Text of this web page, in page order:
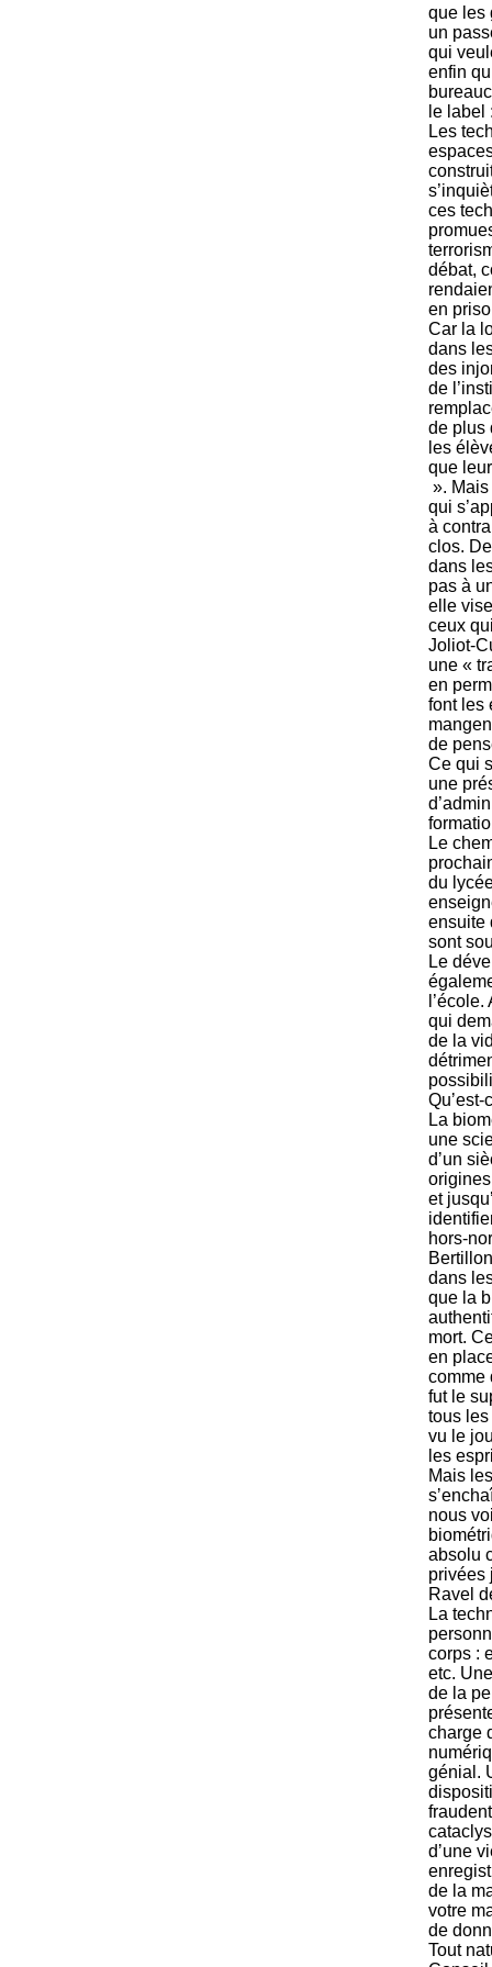
que les
un
qui
enfin
le label
Les
ces
débat,
en
Car la
dans
des
de
de plus
les
que
».
qui
à
clos.
dans
pas à
elle
ceux
Joliot-
une «
en
font les
de
Ce qui
une
Le
du
ensuite
sont
Le
qui
de la
La
une
dʼun
et
hors-
dans
que la
mort.
en
comme
fut le
tous
vu le
les
Mais
nous
absolu
privées
Ravel
La
corps :
etc.
de la
charge
génial.
dʼune
de la
votre
de
Tout